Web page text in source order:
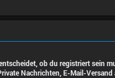
ob du registriert sein
Nachrichten, E-Mail-